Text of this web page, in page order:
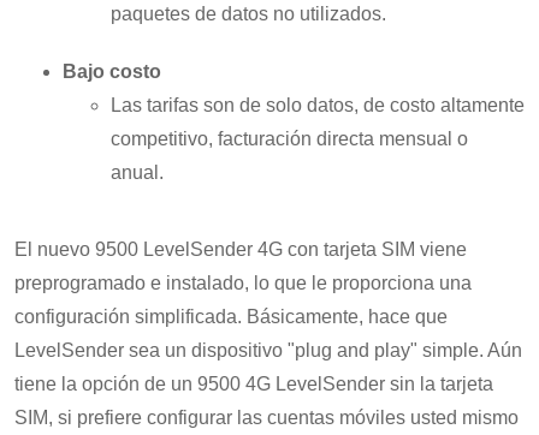
paquetes de datos no utilizados.
Bajo costo
Las tarifas son de solo datos, de costo altamente
competitivo, facturación directa mensual o
anual.
El nuevo 9500 LevelSender 4G con tarjeta SIM viene
preprogramado e instalado, lo que le proporciona una
configuración simplificada. Básicamente, hace que
LevelSender sea un dispositivo "plug and play" simple. Aún
tiene la opción de un 9500 4G LevelSender sin la tarjeta
SIM, si prefiere configurar las cuentas móviles usted mismo